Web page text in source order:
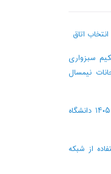
اتاق
سبزواری
نیمسال
اطلاعیه برگزاری ترم تابستان سال ۱۴۰۵ دانشگاه
از شبکه